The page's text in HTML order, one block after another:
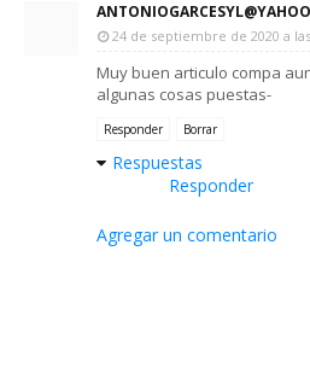
24 de septiembre de 2020 a
Muy buen articulo compa
algunas cosas puestas-
Responder Borrar
Respuestas
Responder
Agregar un comentario